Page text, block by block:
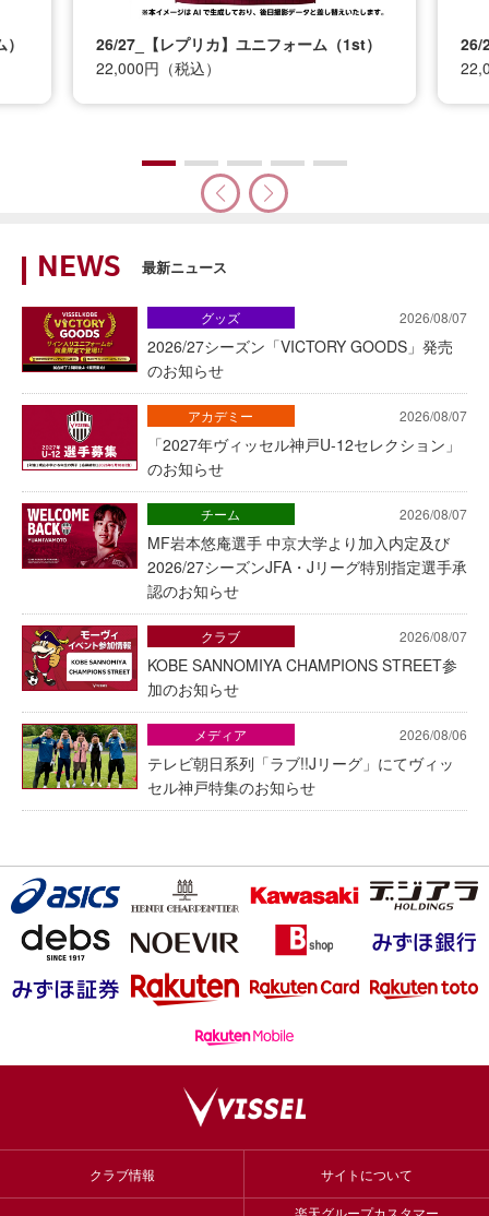
26/27_【レプリカ】ユニフォーム（1st）
22,000円（税込）
26/
NEWS 最新ニュース
2026/08/07
2026/27シーズン「VICTORY GOODS」発売
のお知らせ
グッズ
2026/08/07
「2027年ヴィッセル神戸U-12セレクション」
のお知らせ
アカデミー
2026/08/07
MF岩本悠庵選手 中京大学より加入内定及び
2026/27シーズンJFA・Jリーグ特別指定選手承
認のお知らせ
チーム
2026/08/07
KOBE SANNOMIYA CHAMPIONS STREET参
加のお知らせ
クラブ
2026/08/06
テレビ朝日系列「ラブ!!Jリーグ」にてヴィッ
セル神戸特集のお知らせ
メディア
クラブ情報 サイトについて